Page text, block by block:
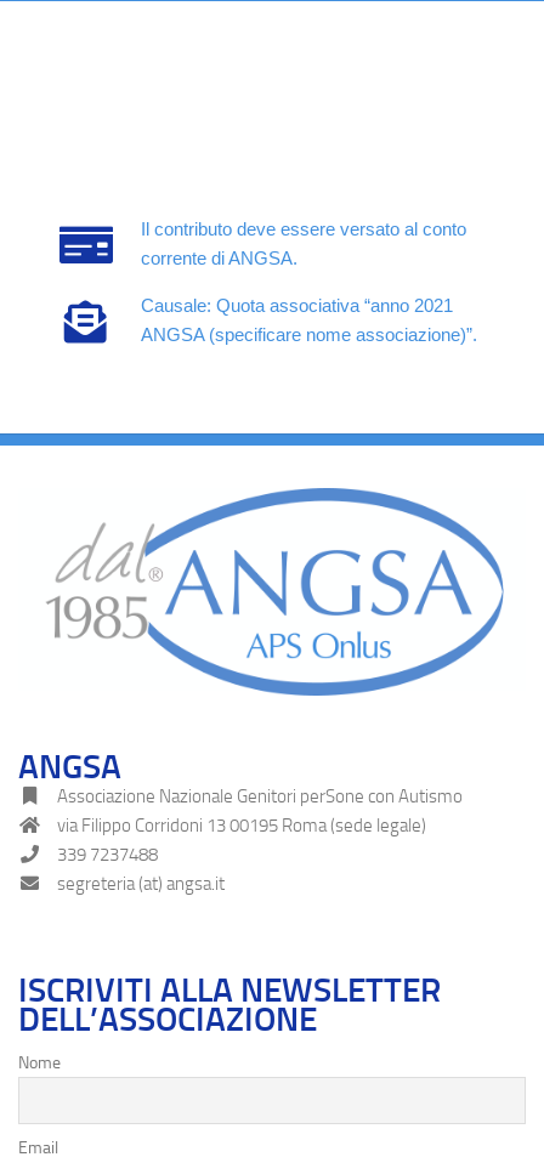
Il contributo deve essere versato al conto
corrente di ANGSA.
Causale: Quota associativa “anno 2021
ANGSA (specificare nome associazione)”.
ANGSA
Associazione Nazionale Genitori perSone con Autismo
via Filippo Corridoni 13 00195 Roma (sede legale)
339 7237488
segreteria (at) angsa.it
ISCRIVITI ALLA NEWSLETTER
DELL’ASSOCIAZIONE
Nome
Email